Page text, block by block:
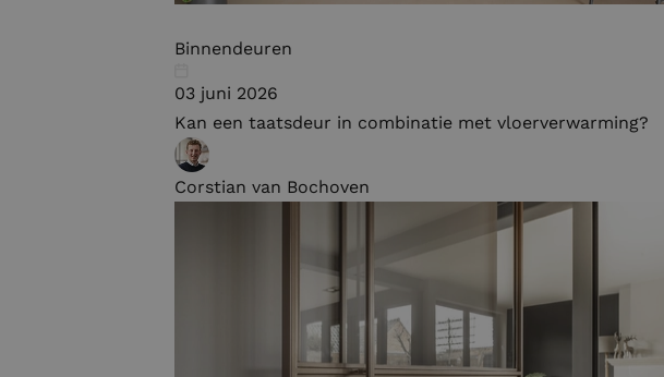
Binnendeuren
03 juni 2026
Kan een taatsdeur in combinatie met vloerverwarming?
Corstian van Bochoven